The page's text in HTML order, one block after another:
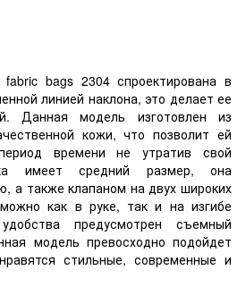
bags 2304 спроектирована в
линией наклона, это делает ее
Данная модель изготовлен из
кожи, что позволит ей
времени не утратив свой
имеет средний размер, она
а также клапаном на двух широких
как в руке, так и на изгибе
предусмотрен съемный
модель превосходно подойдет
стильные, современные и